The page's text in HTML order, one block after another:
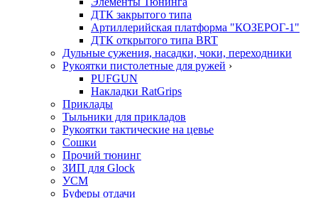
ДТК закрытого типа
Артиллерийская платформа "КОЗЕРОГ-1"
ДТК открытого типа BRT
Дульные сужения, насадки, чоки, переходники
Рукоятки пистолетные для ружей ›
PUFGUN
Накладки RatGrips
Приклады
Тыльники для прикладов
Рукоятки тактические на цевье
Сошки
Прочий тюнинг
ЗИП для Glock
УСМ
Буферы отдачи